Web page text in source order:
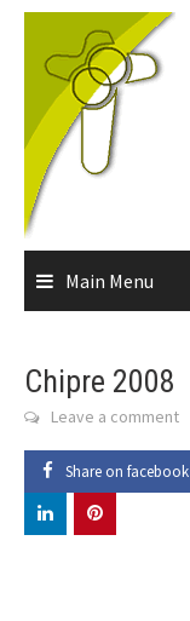
Skip
content
Main Menu
Chipre 2008
Leave a comment
Share on facebook